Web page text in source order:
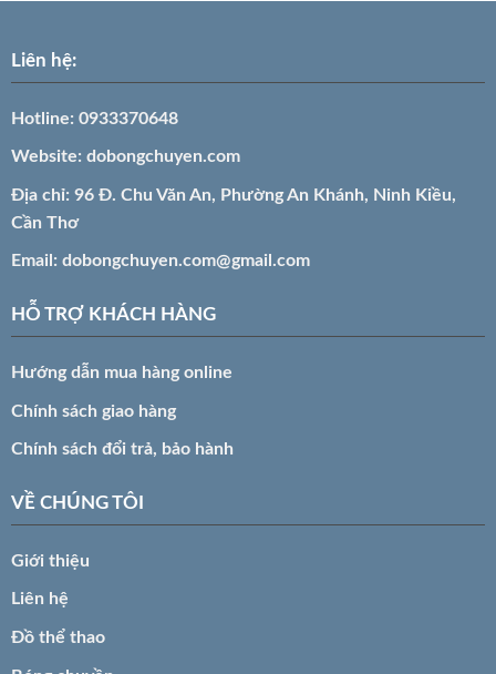
Liên hệ:
Hotline: 0933370648
Website: dobongchuyen.com
Địa chỉ: 96 Đ. Chu Văn An, Phường An Khánh, Ninh Kiều,
Cần Thơ
Email: dobongchuyen.com@gmail.com
HỖ TRỢ KHÁCH HÀNG
Hướng dẫn mua hàng online
Chính sách giao hàng
Chính sách đổi trả, bảo hành
VỀ CHÚNG TÔI
Giới thiệu
Liên hệ
Đồ thể thao